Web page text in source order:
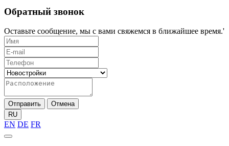
Обратный звонок
Оставьте сообщение, мы с вами свяжемся в ближайшее время.'
Отправить
Отмена
RU
EN DE FR